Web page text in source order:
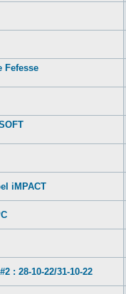
Fefesse
iMPACT
: 28-10-22/31-10-22